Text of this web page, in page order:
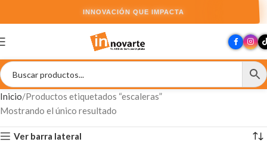
INNOVACIÓN QUE IMPACTA
Inicio Productos etiquetados “escaleras”
Mostrando el único resultado
Ver barra lateral